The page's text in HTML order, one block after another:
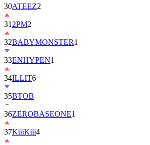
30ATEEZ2
31 2PM2
32BABYMONSTER1
33ENHYPEN1
34ILLIT6
35BTOB
36ZEROBASEONE1
37KiiiKiii4